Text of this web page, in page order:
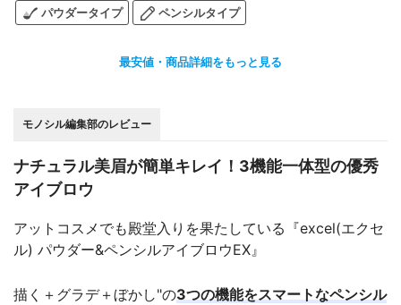
パウダータイプ ペンシルタイプ
最安値・商品詳細をもっと見る
モノシル編集部のレビュー
ナチュラル美眉が簡単キレイ！3機能一体型の優秀
アイブロウ
アットコスメでも殿堂入りを果たしている『excel(エクセ
ル) パウダー&ペンシルアイブロウEX』
描く＋グラデ＋ぼかし"の3つの機能をスマートなペンシル